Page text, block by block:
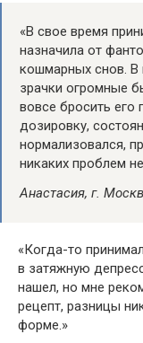
«В свое время
назначила от
кошмарных снов. В
зрачки огромные
вовсе бросить его
дозировку,
нормализовался,
никаких проблем
Анастасия, г.
«Когда-то
в затяжную
нашел, но мне
рецепт, разницы
форме.»